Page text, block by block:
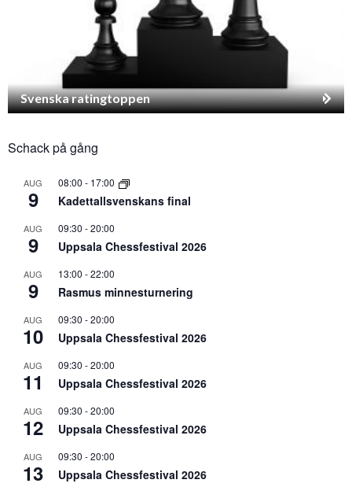
Svenska ratingtoppen
Schack på gång
AUG
9
08:00 - 17:00
Kadettallsvenskans final
AUG
9
09:30 -20:00
Uppsala Chessfestival 2026
AUG
9
13:00 -22:00
Rasmus minnesturnering
AUG
10
09:30 -20:00
Uppsala Chessfestival 2026
AUG
11
09:30 -20:00
Uppsala Chessfestival 2026
AUG
12
09:30 -20:00
Uppsala Chessfestival 2026
AUG
13
09:30 -20:00
Uppsala Chessfestival 2026